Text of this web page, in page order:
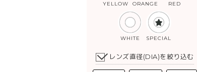
YELLOW ORANGE RED
WHITE SPECIAL
レンズ直径(DIA)を絞り込む